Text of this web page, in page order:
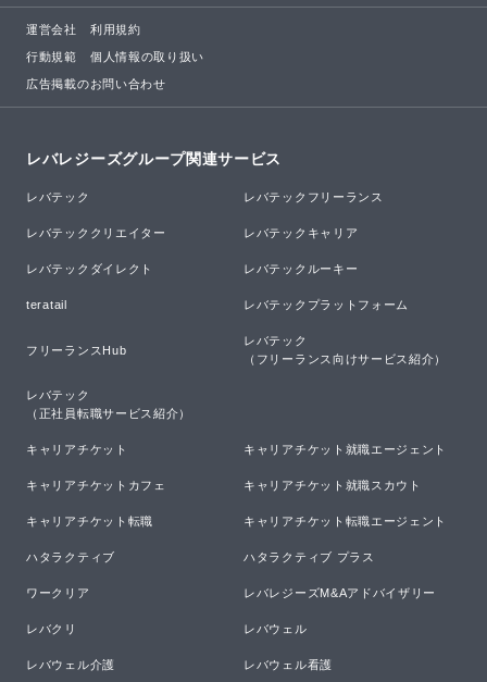
運営会社 利用規約
行動規範 個人情報の取り扱い
広告掲載のお問い合わせ
レバレジーズグループ関連サービス
レバテック レバテックフリーランス
レバテッククリエイター レバテックキャリア
レバテックダイレクト レバテックルーキー
teratail レバテックプラットフォーム
フリーランスHub
レバテック
（フリーランス向けサービス紹介）
レバテック
（正社員転職サービス紹介）
キャリアチケット キャリアチケット就職エージェント
キャリアチケットカフェ キャリアチケット就職スカウト
キャリアチケット転職 キャリアチケット転職エージェント
ハタラクティブ ハタラクティブ プラス
ワークリア レバレジーズM&Aアドバイザリー
レバクリ レバウェル
レバウェル介護 レバウェル看護